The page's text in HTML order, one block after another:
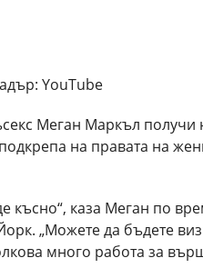
Меган Маркъл получи
на правата на
късно“, каза Меган по
„Можете да бъдете
много работа за